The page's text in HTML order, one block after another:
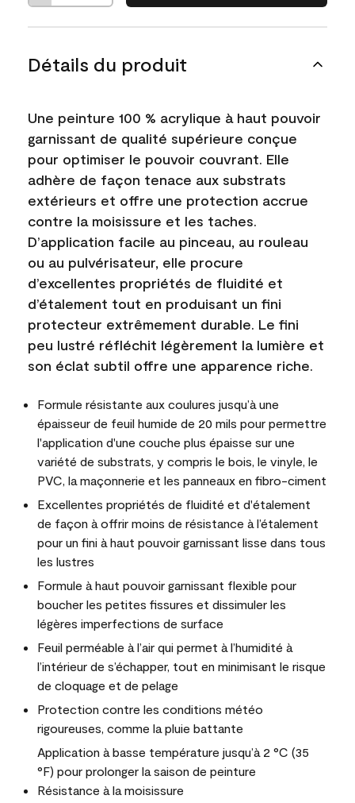
Détails du produit
Une peinture 100 % acrylique à haut pouvoir
garnissant de qualité supérieure conçue
pour optimiser le pouvoir couvrant. Elle
adhère de façon tenace aux substrats
extérieurs et offre une protection accrue
contre la moisissure et les taches.
D’application facile au pinceau, au rouleau
ou au pulvérisateur, elle procure
d’excellentes propriétés de fluidité et
d’étalement tout en produisant un fini
protecteur extrêmement durable. Le fini
peu lustré réfléchit légèrement la lumière et
son éclat subtil offre une apparence riche.
Formule résistante aux coulures jusqu’à une
épaisseur de feuil humide de 20 mils pour permettre
l'application d'une couche plus épaisse sur une
variété de substrats, y compris le bois, le vinyle, le
PVC, la maçonnerie et les panneaux en fibro-ciment
Excellentes propriétés de fluidité et d'étalement
de façon à offrir moins de résistance à l’étalement
pour un fini à haut pouvoir garnissant lisse dans tous
les lustres
Formule à haut pouvoir garnissant flexible pour
boucher les petites fissures et dissimuler les
légères imperfections de surface
Feuil perméable à l’air qui permet à l’humidité à
l’intérieur de s’échapper, tout en minimisant le risque
de cloquage et de pelage
Protection contre les conditions météo
rigoureuses, comme la pluie battante
Application à basse température jusqu’à 2 °C (35
°F) pour prolonger la saison de peinture
Résistance à la moisissure